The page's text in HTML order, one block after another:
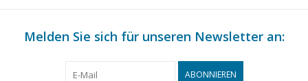
Melden Sie sich für unseren Newsletter an:
ABONNIEREN